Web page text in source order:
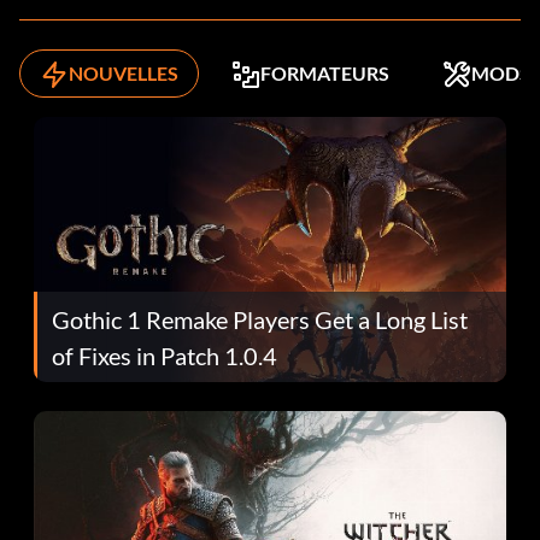
NOUVELLES FORMATEURS MODS
Gothic 1 Remake Players Get a Long List
of Fixes in Patch 1.0.4